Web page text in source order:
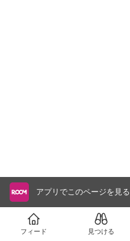
アプリでこのページを見る
フィード 見つける